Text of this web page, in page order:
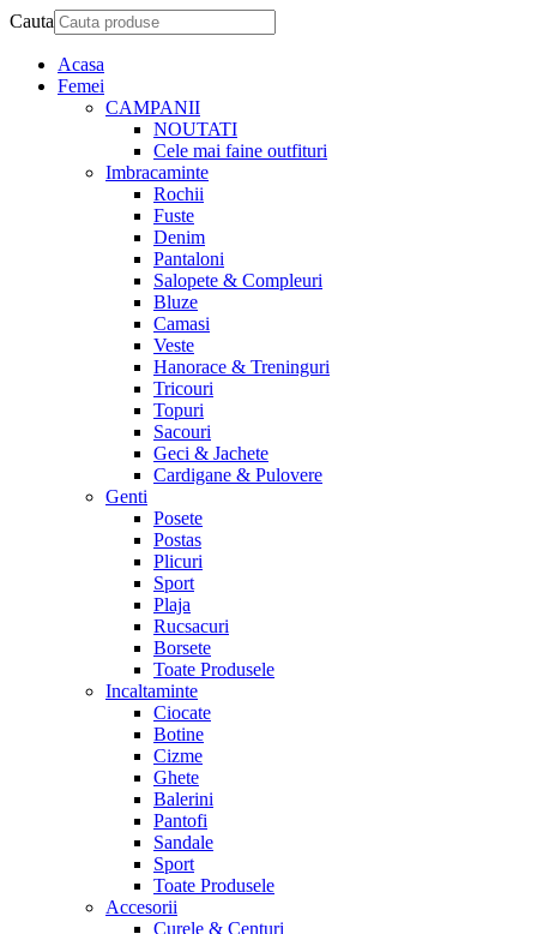
Cauta
Acasa
Femei
CAMPANII
NOUTATI
Cele mai faine outfituri
Imbracaminte
Rochii
Fuste
Denim
Pantaloni
Salopete & Compleuri
Bluze
Camasi
Veste
Hanorace & Treninguri
Tricouri
Topuri
Sacouri
Geci & Jachete
Cardigane & Pulovere
Genti
Posete
Postas
Plicuri
Sport
Plaja
Rucsacuri
Borsete
Toate Produsele
Incaltaminte
Ciocate
Botine
Cizme
Ghete
Balerini
Pantofi
Sandale
Sport
Toate Produsele
Accesorii
Curele & Centuri